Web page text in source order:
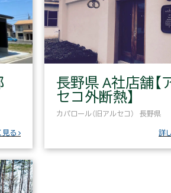
見る
長野県 A社店舗【
セコ外断熱】
カパロール（旧アルセコ）
長野県
詳